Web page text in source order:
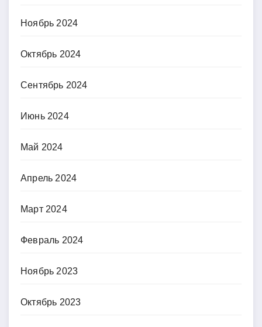
Ноябрь 2024
Октябрь 2024
Сентябрь 2024
Июнь 2024
Май 2024
Апрель 2024
Март 2024
Февраль 2024
Ноябрь 2023
Октябрь 2023